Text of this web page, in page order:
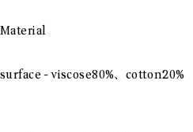
Material
surface - viscose80%、cotton20%